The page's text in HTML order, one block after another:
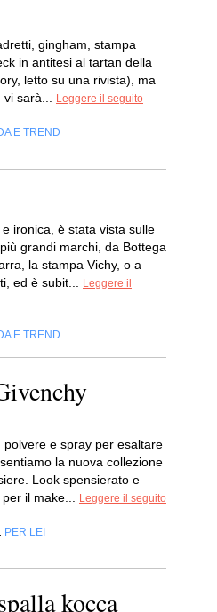
gingham, stampa
in antitesi al tartan della
letto su una rivista), ma
sarà...
Leggere il seguito
E TREND
ironica, è stata vista sulle
grandi marchi, da Bottega
la stampa Vichy, o a
ed è subit...
Leggere il
E TREND
polvere e spray per esaltare
la nuova collezione
Look spensierato e
il make...
Leggere il seguito
PER LEI
kocca